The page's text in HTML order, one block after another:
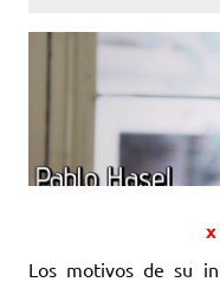
x
Los motivos de su